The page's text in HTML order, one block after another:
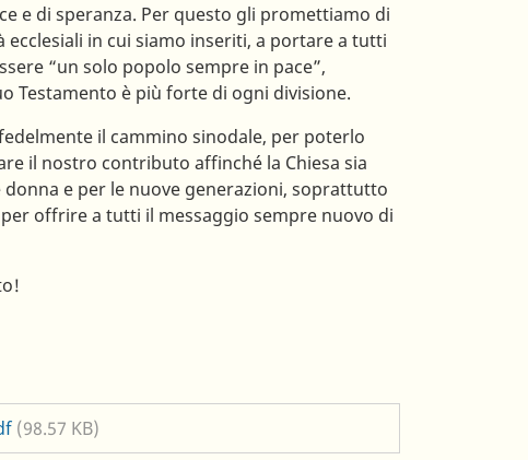
e di speranza. Per questo gli promettiamo di
in cui siamo inseriti, a portare a tutti
“un solo popolo sempre in pace”,
Testamento è più forte di ogni divisione.
il cammino sinodale, per poterlo
il nostro contributo affinché la Chiesa sia
e per le nuove generazioni, soprattutto
offrire a tutti il messaggio sempre nuovo di
(98.57 KB)